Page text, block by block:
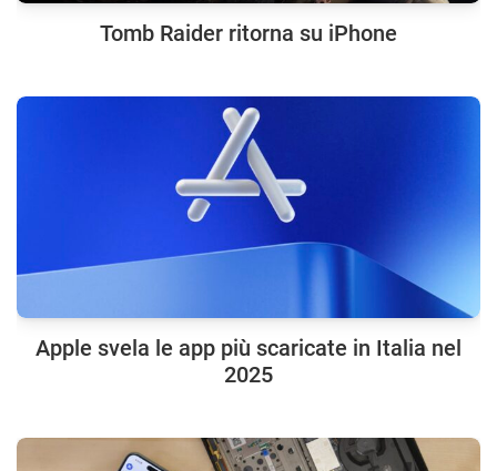
Tomb Raider ritorna su iPhone
Apple svela le app più scaricate in Italia nel
2025